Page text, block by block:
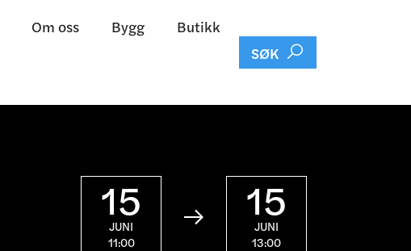
Om oss Bygg Butikk
SØK 
15
JUNI
11:00
 15
JUNI
13:00